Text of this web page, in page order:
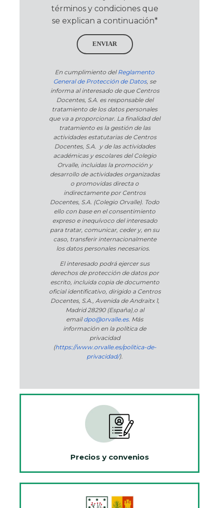
términos y condiciones que
se explican a continuación*
ENVIAR
En cumplimiento delReglamento
General de Protección de Datos, se
informa al interesado de que Centros
Docentes, S.A. es responsable del
tratamiento de los datos personales
que va a proporcionar. La finalidad del
tratamiento es la gestión de las
actividades estatutarias de Centros
Docentes, S.A. y de las actividades
académicas y escolares del Colegio
Orvalle, incluidas la promoción y
desarrollo de actividades organizadas
o promovidas directa o
indirectamente por Centros
Docentes, S.A. (Colegio Orvalle). Todo
ello con base en el consentimiento
expreso e inequívoco del interesado
para tratar, comunicar, ceder y, en su
caso, transferir internacionalmente
los datos personales necesarios.
El interesado podrá ejercer sus
derechos de protección de datos por
escrito, incluida copia de documento
oficial identificativo, dirigido a Centros
Docentes, S.A., Avenida de Andraitx 1,
Madrid 28290 (España),o al
emaildpo@orvalle.es. Más
información en la política de
privacidad
(https://www.orvalle.es/politica-de-
privacidad/).
Precios y convenios